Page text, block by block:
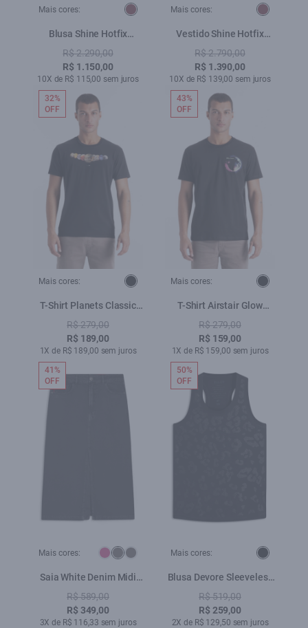
Mais cores:
Blusa Shine Hotfix
Ruching Vinho
R$ 2.290,00
R$ 1.150,00
10X de R$ 115,00 sem juros
Mais cores:
Vestido Shine Hotfix
Dress Ruching Vinho
R$ 2.790,00
R$ 1.390,00
10X de R$ 139,00 sem juros
Mais cores:
T-Shirt Planets Classic
Preto
R$ 279,00
R$ 189,00
1X de R$ 189,00 sem juros
32%
OFF
Mais cores:
T-Shirt Airstair Glow
Preto
R$ 279,00
R$ 159,00
1X de R$ 159,00 sem juros
43%
OFF
Mais cores:
Saia White Denim Midi
Zetex Plumbo
R$ 589,00
R$ 349,00
3X de R$ 116,33 sem juros
41%
OFF
Mais cores:
Blusa Devore Sleeveless
Animal Print Preto
R$ 519,00
R$ 259,00
2X de R$ 129,50 sem juros
50%
OFF